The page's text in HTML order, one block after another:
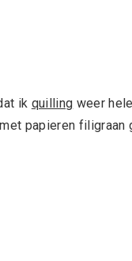
ik quilling weer
papieren filigraan